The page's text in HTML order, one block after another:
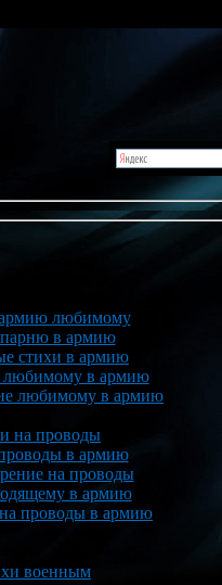
любимому
в армию
стихи в армию
любимому в армию
любимому в армию
на проводы
в армию
на проводы
в армию
проводы в армию
военным